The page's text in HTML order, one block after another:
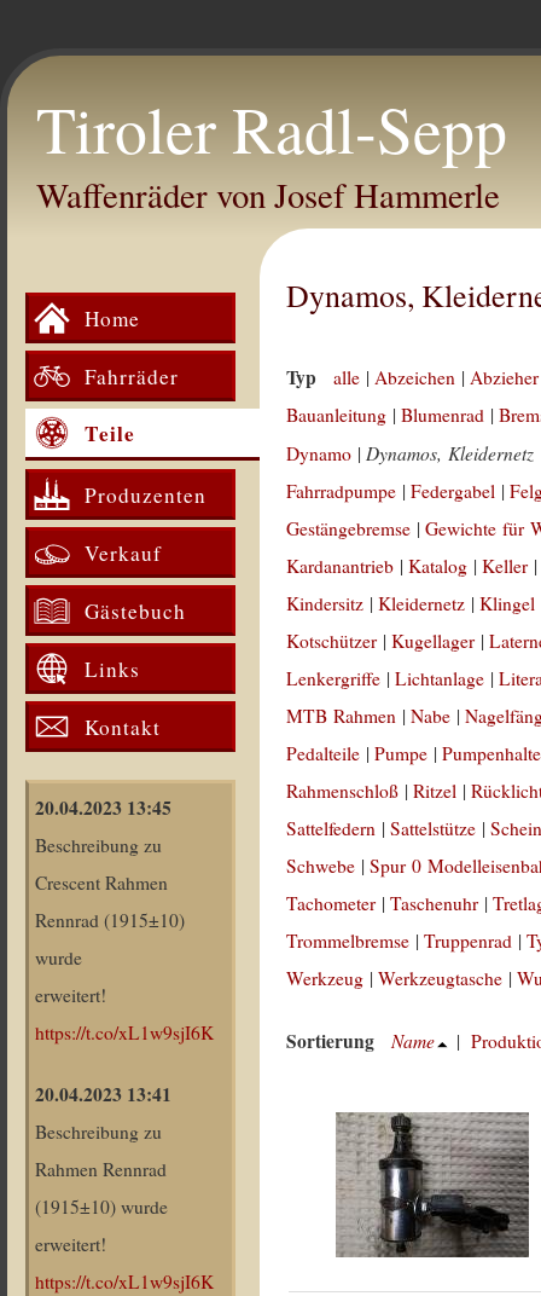
Tiroler Radl-Sepp
Waffenräder von Josef Hammerle
Home
Fahrräder
Teile
Produzenten
Verkauf
Gästebuch
Links
Kontakt
20.04.2023 13:45
Beschreibung zu
Crescent Rahmen
Rennrad (1915±10)
wurde
erweitert!
https://t.co/xL1w9sjI6K
20.04.2023 13:41
Beschreibung zu
Rahmen Rennrad
(1915±10) wurde
erweitert!
https://t.co/xL1w9sjI6K
Dynamos,
Typ alle |Abzeichen |
Bauanleitung |Blumenrad |
Dynamo |Dynamos, Kleidernetz
Fahrradpumpe |Federgabel |
Gestängebremse |Gewichte für
Kardanantrieb |Katalog |Keller
Kindersitz |Kleidernetz |Klingel
Kotschützer |Kugellager |
Lenkergriffe |Lichtanlage |
MTB Rahmen |Nabe |
Pedalteile |Pumpe |
Rahmenschloß |Ritzel |
Sattelfedern |Sattelstütze |
Schwebe |Spur 0
Tachometer |Taschenuhr |
Trommelbremse |Truppenrad |
Werkzeug |Werkzeugtasche |
Sortierung Name |